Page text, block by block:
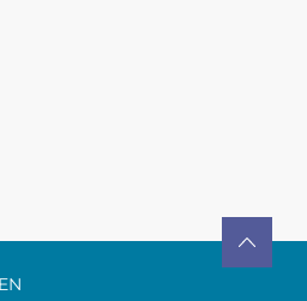
Informationen